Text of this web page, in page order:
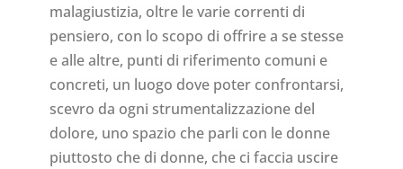
malagiustizia, oltre le varie correnti di
pensiero, con lo scopo di offrire a se stesse
e alle altre, punti di riferimento comuni e
concreti, un luogo dove poter confrontarsi,
scevro da ogni strumentalizzazione del
dolore, uno spazio che parli con le donne
piuttosto che di donne, che ci faccia uscire